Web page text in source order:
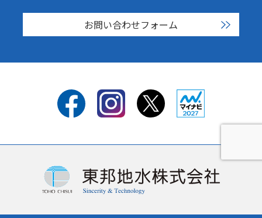
お問い合わせフォーム